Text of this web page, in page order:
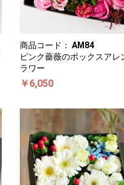
商品コード： AM84
ピンク薔薇のボックスアレ
ラワー
￥6,050